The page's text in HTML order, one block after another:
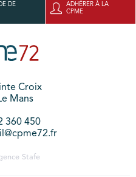
DE
ADHÉRER À LA
CPME
Croix
Mans
360 450
Stafe